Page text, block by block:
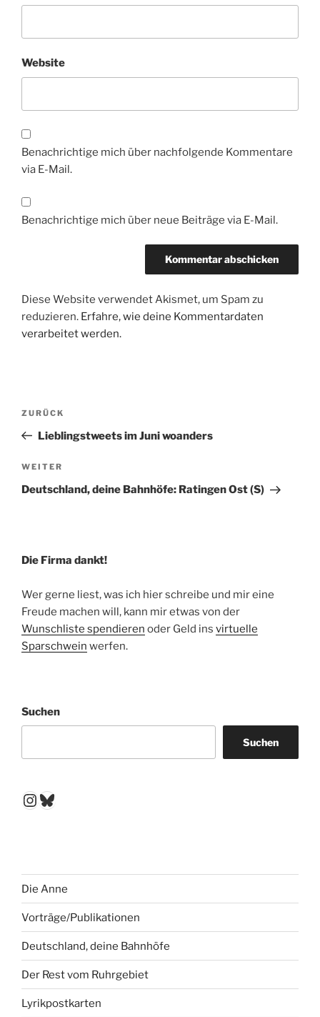
Website
Benachrichtige mich über nachfolgende Kommentare
via E-Mail.
Benachrichtige mich über neue Beiträge via E-Mail.
Diese Website verwendet Akismet, um Spam zu
reduzieren. Erfahre, wie deine Kommentardaten
verarbeitet werden.
Beitragsnavigation
Vorheriger
Beitrag
ZURÜCK
Lieblingstweets im Juni woanders
Nächster
Beitrag
WEITER
Deutschland, deine Bahnhöfe: Ratingen Ost (S)
Die Firma dankt!
Wer gerne liest, was ich hier schreibe und mir eine
Freude machen will, kann mir etwas von der
Wunschliste spendieren oder Geld ins virtuelle
Sparschwein werfen.
Suchen
Suchen
Instagram
Bluesky
Die Anne
Vorträge/Publikationen
Deutschland, deine Bahnhöfe
Der Rest vom Ruhrgebiet
Lyrikpostkarten